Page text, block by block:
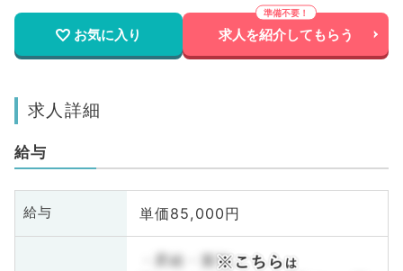
お気に入り 求人を紹介してもらう
求人詳細
給与
給与 単価85,000円
・昇給・賞与